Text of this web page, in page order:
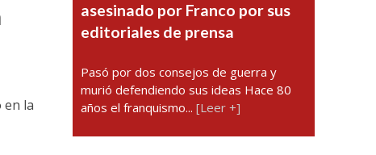
en la
asesinado por Franco por sus
editoriales de prensa
Pasó por dos consejos de guerra y
murió defendiendo sus ideas Hace 80
años el franquismo...[Leer +]